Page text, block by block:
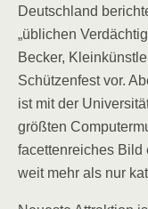
Deutschland
„üblichen
Becker,
Schützenfest vor.
ist mit der
größten
facettenreiches Bild
weit mehr als nur